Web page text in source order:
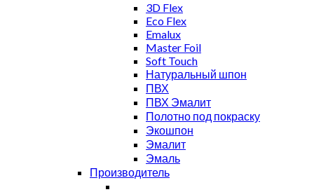
3D Flex
Eco Flex
Emalux
Master Foil
Soft Touch
Натуральный шпон
ПВХ
ПВХ Эмалит
Полотно под покраску
Экошпон
Эмалит
Эмаль
Производитель